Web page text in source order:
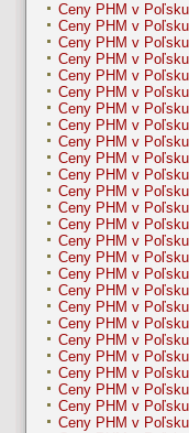
Ceny PHM v
Ceny PHM v
Ceny PHM v
Ceny PHM v
Ceny PHM v
Ceny PHM v
Ceny PHM v
Ceny PHM v
Ceny PHM v
Ceny PHM v
Ceny PHM v
Ceny PHM v
Ceny PHM v
Ceny PHM v
Ceny PHM v
Ceny PHM v
Ceny PHM v
Ceny PHM v
Ceny PHM v
Ceny PHM v
Ceny PHM v
Ceny PHM v
Ceny PHM v
Ceny PHM v
Ceny PHM v
Ceny PHM v